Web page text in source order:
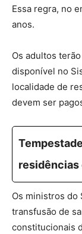
Essa regra, no
anos.
Os adultos
disponível no
localidade de
devem ser
residências
Os ministros do
transfusão de
constitucionais